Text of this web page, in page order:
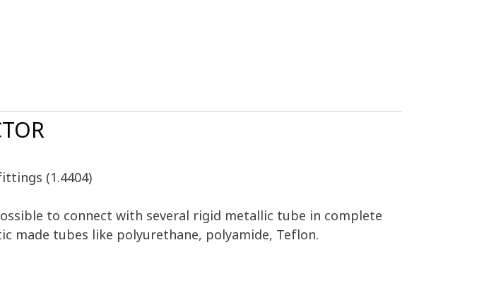
(1.4404)
to connect with several rigid metallic tube in complete
made tubes like polyurethane, polyamide, Teflon.